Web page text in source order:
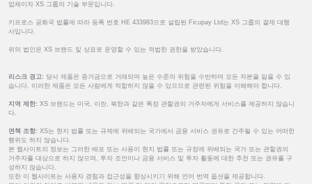
업체이자 XS 그룹의 기술 부문입니다.
키프로스 공화국 법률에 따라 등록 번호 HE 433983으로 설립된 Ficupay Ltd는 XS 그룹의 결제 대행
사입니다.
위의 법인은 XS 브랜드 및 상표로 운영할 수 있는 적법한 권한을 받았습니다.
리스크 경고: 당사 제품은 증거금으로 거래되며 높은 수준의 위험을 수반하며 모든 자본을 잃을 수 있
습니다. 이러한 제품은 모든 사람에게 적합하지 않을 수 있으므로 관련된 위험을 이해해야 합니다.
지역 제한: XS 브랜드는 미국, 이란, 북한과 같은 특정 관할권의 거주자에게 서비스를 제공하지 않습니
다.
면책 조항: XS는 현지 법률 또는 규제에 위배되는 국가에서 금융 서비스 권유로 간주될 수 있는 어떠한
행위도 하지 않습니다.
본 웹사이트의 정보는 그러한 배포 또는 사용이 현지 법률 또는 규정에 위배되는 국가 또는 관할권의
거주자를 대상으로 하지 않으며, 투자 조언이나 금융 서비스 및 투자 활동에 대한 추천 또는 권유를 구
성하지 않습니다.
또한 이 웹사이트는 사용자 경험과 접근성을 향상시키기 위해 언어 번역 옵션을 제공합니다.